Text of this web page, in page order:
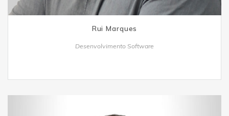
Rui Marques
Desenvolvimento Software